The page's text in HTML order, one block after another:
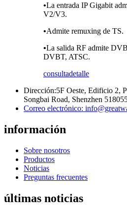
•La entrada IP Gigabit
V2/V3.
•Admite remuxing de TS.
•La salida RF admite
DVBT, ATSC.
consultadetalle
Dirección:5F Oeste, Edificio 2,
Songbai Road, Shenzhen
Correo electrónico:
información
Sobre nosotros
Productos
Noticias
Preguntas frecuentes
últimas noticias